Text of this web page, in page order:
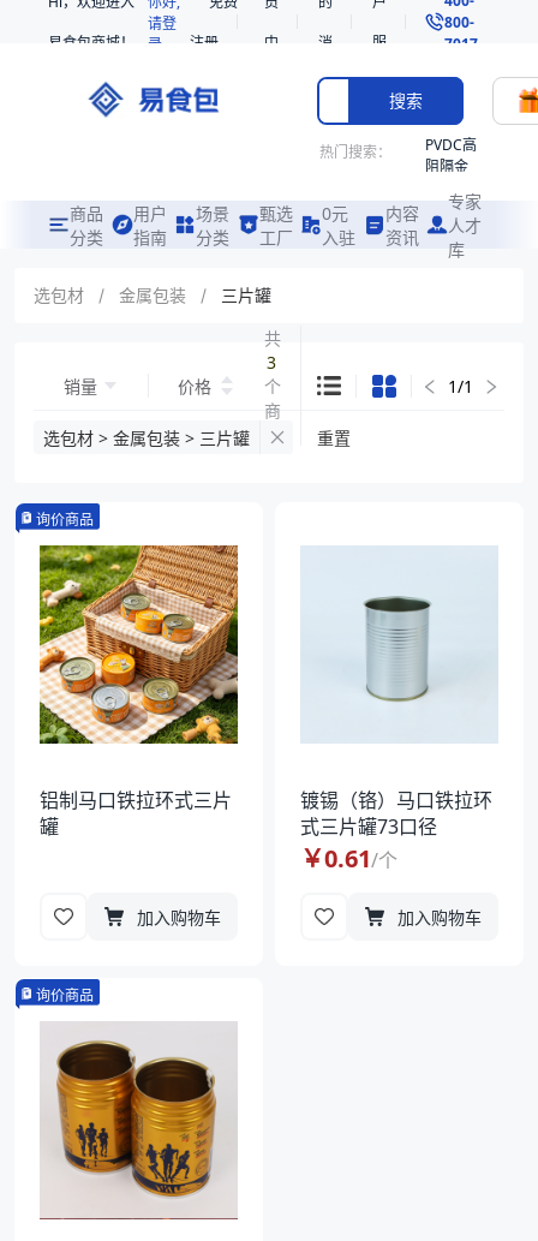
易食包商城！
请登
录
注册
中
消
息
服
务
800-
7017
搜索
热门搜索：
PVDC高
阻隔金
共挤热
收缩袋
221360
袋
商品
分类
用户
指南
场景
分类
甄选
工厂
0元
入驻
内容
资讯
专家
人才
库
选包材 / 金属包装 / 三片罐
销量 价格
共
3
个
商
品
1/1
选包材 > 金属包装 > 三片罐 重置
询价商品
铝制马口铁拉环式三片
罐
加入购物车
镀锡（铬）马口铁拉环
式三片罐73口径
￥0.61/个
加入购物车
询价商品